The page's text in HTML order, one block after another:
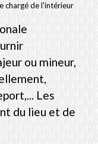
chargé de l'intérieur
ou mineur,
Les
du lieu et de